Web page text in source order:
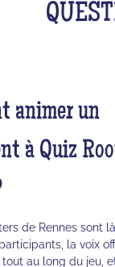
animer un
à Quiz
de Rennes sont
la voix
au long du jeu,